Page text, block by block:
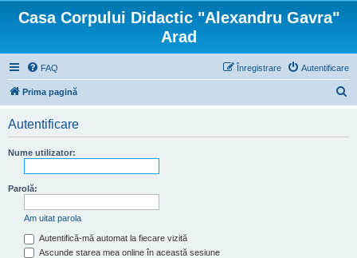
Casa Corpului Didactic "Alexandru Gavra"
Arad
FAQ Autentificare
Înregistrare
Prima pagină
Autentificare
Nume utilizator:
Parolă:
Am uitat parola
Autentifică-mă automat la fiecare vizită
Ascunde starea mea online în această sesiune